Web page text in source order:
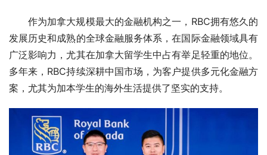
作为加拿大规模最大的金融机构之一，RBC拥有悠久的
发展历史和成熟的全球金融服务体系，在国际金融领域具有
广泛影响力，尤其在加拿大留学生中占有举足轻重的地位。
多年来，RBC持续深耕中国市场，为客户提供多元化金融方
案，尤其为加本学生的海外生活提供了坚实的支持。